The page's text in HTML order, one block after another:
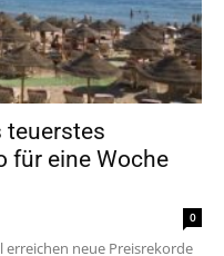
teuerstes
für eine Woche
0
erreichen neue Preisrekorde